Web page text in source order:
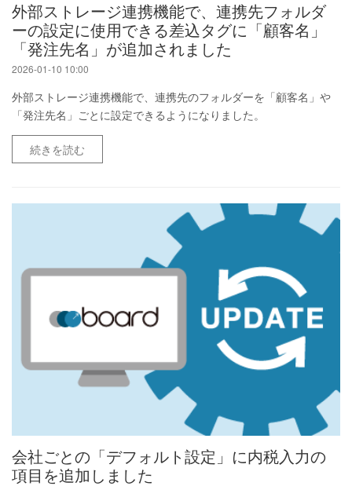
外部ストレージ連携機能で、連携先フォルダ
ーの設定に使用できる差込タグに「顧客名」
「発注先名」が追加されました
2026-01-10 10:00
外部ストレージ連携機能で、連携先のフォルダーを「顧客名」や
「発注先名」ごとに設定できるようになりました。
続きを読む
会社ごとの「デフォルト設定」に内税入力の
項目を追加しました